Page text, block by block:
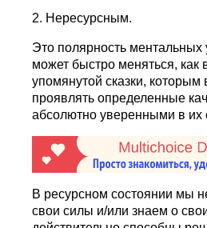
2. Нересурсным.
Это полярность ментальных
может быстро меняться, как
упомянутой сказки, которым
проявлять определенные
абсолютно уверенными в их
В ресурсном состоянии мы
свои силы и/или знаем о